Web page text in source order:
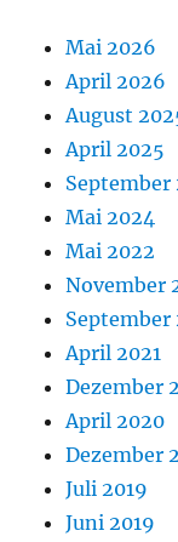
Mai 2026
April 2026
August
April 2025
September
Mai 2024
Mai 2022
November
September
April 2021
Dezember
April 2020
Dezember
Juli 2019
Juni 2019